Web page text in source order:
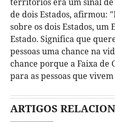
de dois Estados, afirmou:
sobre os dois Estados,
Estado. Significa que
pessoas uma chance na
chance porque a Faixa de
para as pessoas que
ARTIGOS